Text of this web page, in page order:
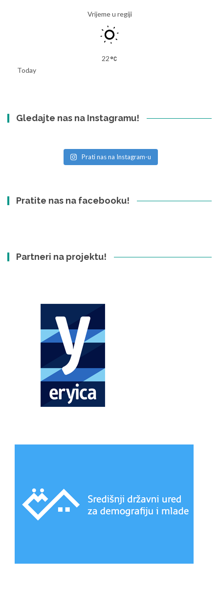
Vrijeme u regiji
22
Today
Gledajte nas na Instagramu!
Prati nas na Instagram-u
Pratite nas na facebooku!
Partneri na projektu!